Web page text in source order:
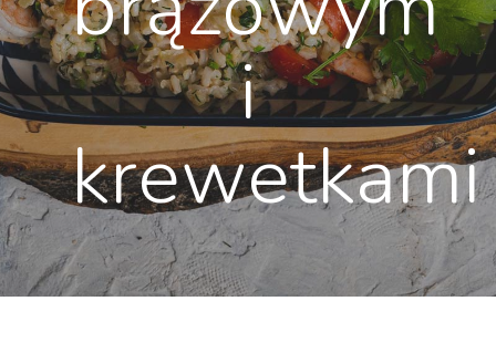
i
krewetkami